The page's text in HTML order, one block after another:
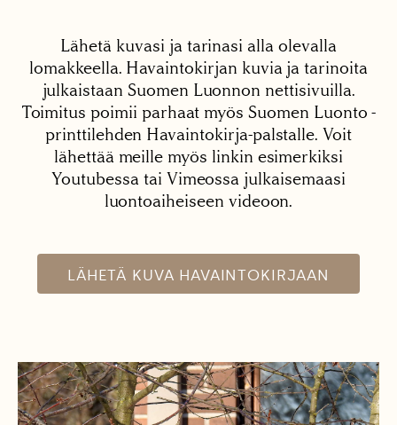
Lähetä kuvasi ja tarinasi alla olevalla
lomakkeella. Havaintokirjan kuvia ja tarinoita
julkaistaan Suomen Luonnon nettisivuilla.
Toimitus poimii parhaat myös Suomen Luonto -
printtilehden Havaintokirja-palstalle. Voit
lähettää meille myös linkin esimerkiksi
Youtubessa tai Vimeossa julkaisemaasi
luontoaiheiseen videoon.
LÄHETÄ KUVA HAVAINTOKIRJAAN